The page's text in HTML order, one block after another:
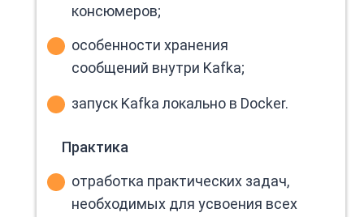
консюмеров;
особенности хранения
сообщений внутри Kafka;
запуск Kafka локально в Docker.
Практика
отработка практических задач,
необходимых для усвоения всех